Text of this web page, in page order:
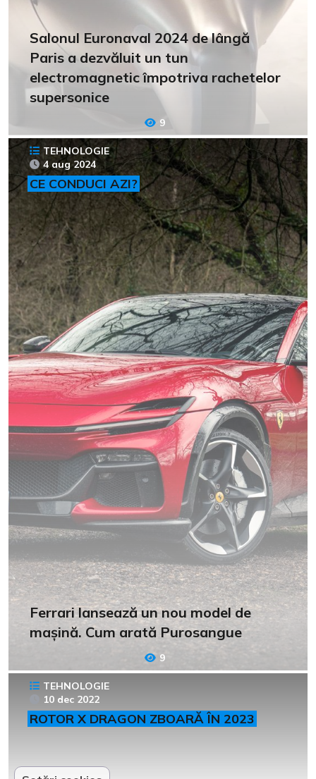
Salonul Euronaval 2024 de lângă
Paris a dezvăluit un tun
electromagnetic împotriva rachetelor
supersonice
9
TEHNOLOGIE
4 aug 2024
CE CONDUCI AZI?
Ferrari lansează un nou model de
mașină. Cum arată Purosangue
9
TEHNOLOGIE
10 dec 2022
ROTOR X DRAGON ZBOARĂ ÎN 2023